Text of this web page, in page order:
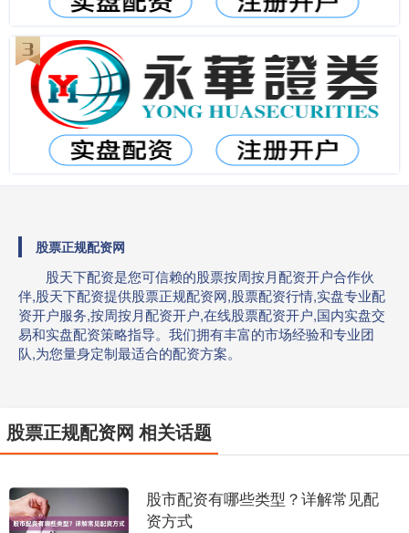
股票正规配资网
股天下配资是您可信赖的股票按周按月配资开户合作伙
伴,股天下配资提供股票正规配资网,股票配资行情,实盘专业配
资开户服务,按周按月配资开户,在线股票配资开户,国内实盘交
易和实盘配资策略指导。我们拥有丰富的市场经验和专业团
队,为您量身定制最适合的配资方案。
股票正规配资网 相关话题
股市配资有哪些类型？详解常见配
资方式